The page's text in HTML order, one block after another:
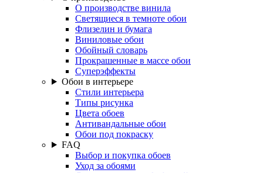
О производстве винила
Светящиеся в темноте обои
Флизелин и бумага
Виниловые обои
Обойный словарь
Прокрашенные в массе обои
Суперэффекты
Обои в интерьере
Стили интерьера
Типы рисунка
Цвета обоев
Антивандальные обои
Обои под покраску
FAQ
Выбор и покупка обоев
Уход за обоями